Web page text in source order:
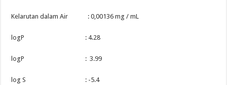
Kelarutan dalam Air : 0,00136 mg / mL
logP : 4.28
logP : 3.99
log S : -5.4